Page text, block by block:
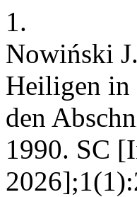
1.
Nowiński
Heiligen in
den
1990. SC